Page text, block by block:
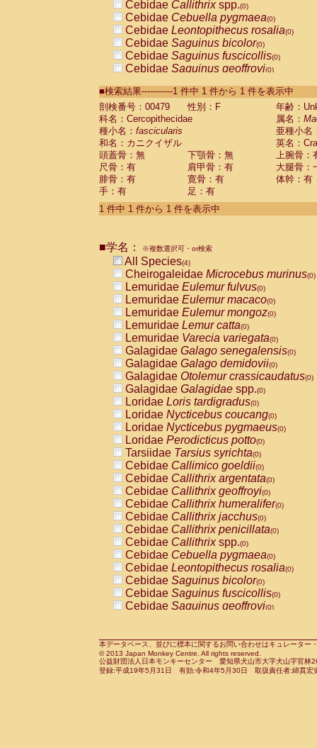
Cebidae Callithrixspp.(0)
Cebidae Cebuella pygmaea(0)
Cebidae Leontopithecus rosalia(0)
Cebidae Saguinus bicolor(0)
Cebidae Saguinus fuscicollis(0)
Cebidae Saguinus geoffroyi(0)
CebidaeSaguinus labiatus(0)
Cebidae Saguinus leucopus (0)
CebidaeSaguinus midas
CebidaeSaguinus mystax
CebidaeSaguinus nigricollis (1)
Cebidae Saguinus oedipus
Cebidae Saguinus weddelli
Cebidae Saguinusspp.
Cebidae Aotus trivirgatus
Cebidae Cebus albifrons
CebidaeCebus nigrivittatus
CebidaeCebus
CebidaeSaimiri boliviensis(0)
CebidaeSaimiri sciureus(0)
AtelidaeAlouatta caraya(0)
AtelidaeAlouatta fusca(0)
AtelidaeAlouatta seniculus
AtelidaeAlouattaspp.(0)
AtelidaeAteles belzebuth(0)
AtelidaeAteles geoffroyi(0)
AtelidaeAteles paniscus(0)
AtelidaeAtelesspp.(0)
Atelidae Lagothrix lagothricha
AtelidaeLagothrix lagothricha cana
PitheciidaeCacajao calvus
PitheciidaeCallicebus cupreus
PitheciidaeCallicebus donacophilus
PitheciidaeCallicebus moloch
PitheciidaeCallicebus torquatus
PitheciidaeCallicebusspp.(0)
PitheciidaeChiropotes satanas(0)
PitheciidaePithecia monachus
PitheciidaePithecia pithecia(0)
CercopithecidaeCercocebus agilis
CercopithecidaeCercocebus
CercopithecidaeCercocebus
CercopithecidaeCercocebus
CercopithecidaeCercocebus
CercopithecidaeCercocebushybrid
CercopithecidaePapio anubis(0)
CercopithecidaePapio cynocephalus
CercopithecidaePapio hamadryas(0)
■検索結果-----------1 件中 1 件から 1 件を表示中
剖検番号：00479
性別：F
年齢：
科名：Cercopithecidae
属名：
種小名： fascicularis
亜種小名
和名：カニクイザル
英名：
頭蓋骨：無
下顎骨：無
上腕骨：
尺骨：有
肩甲骨：有
大腿骨：
腓骨：有
寛骨：有
体幹：有
手：有
足：有
1 件中 1 件から 1 件を表示中
■学名： ※複数選択可・or検索
All Species(4)
Cheirogaleidae Microcebus murinus(0)
Lemuridae Eulemur fulvus(0)
Lemuridae Eulemur macaco(0)
Lemuridae Eulemur mongoz(0)
Lemuridae Lemur catta(0)
Lemuridae Varecia variegata(0)
Galagidae Galago senegalensis(0)
Galagidae Galago demidovii(0)
Galagidae Otolemur crassicaudatus(0)
Galagidae Galagidae spp.(0)
Loridae Loris tardigradus(0)
Loridae Nycticebus coucang(0)
Loridae Nycticebus pygmaeus(0)
Loridae Perodicticus potto(0)
Tarsiidae Tarsius syrichta(0)
Cebidae Callimico goeldii(0)
Cebidae Callithrix argentata(0)
Cebidae Callithrix geoffroyi(0)
Cebidae Callithrix humeralifer(0)
Cebidae Callithrix jacchus(0)
Cebidae Callithrix penicillata(0)
Cebidae Callithrixspp.(0)
Cebidae Cebuella pygmaea(0)
Cebidae Leontopithecus rosalia(0)
Cebidae Saguinus bicolor(0)
Cebidae Saguinus fuscicollis(0)
Cebidae Saguinus geoffroyi(0)
CebidaeSaguinus leucopus(0)
CebidaeSaguinus midas(0)
Cebidae Saguinus mystax(0)
本データベース、並びに標本に関するお問い合わせはキュレータ
© 2013 Japan Monkey Centre. All rights reserved.
公益財団法人日本モンキーセンター 愛知県犬山市大字犬山字官
登録:平成19年5月31日 有効:令和4年5月30日 取扱責任者:綿貫宏